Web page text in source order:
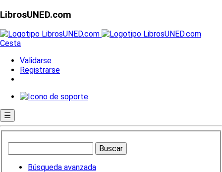
LibrosUNED.com
Cesta
Validarse
Registrarse
☰
Búsqueda avanzada